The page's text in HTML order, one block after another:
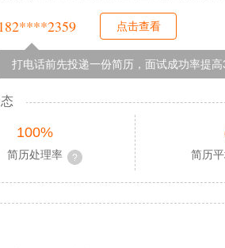
182****2359 点击查看
打电话前先投递一份简历，面试成功率提高
100%
简历处理率 简历